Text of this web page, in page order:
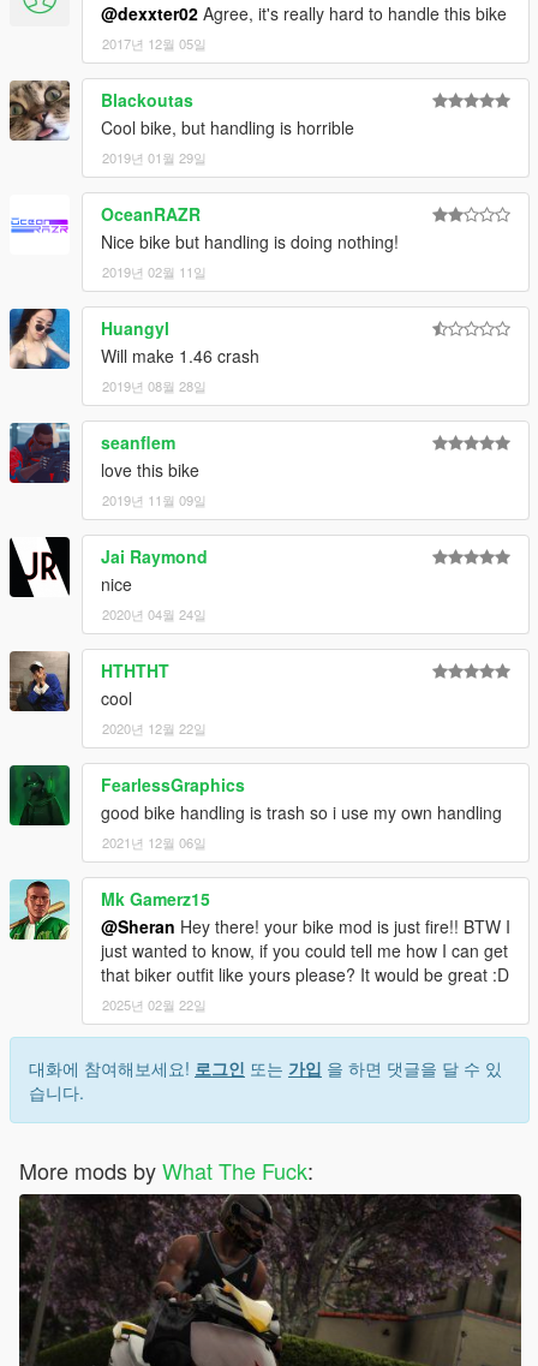
@dexxter02 Agree, it's really hard to handle this bike
2017년 12월 05일
Blackoutas
Cool bike, but handling is horrible
2019년 01월 29일
OceanRAZR
Nice bike but handling is doing nothing!
2019년 02월 11일
Huangyl
Will make 1.46 crash
2019년 08월 28일
seanflem
love this bike
2019년 11월 09일
Jai Raymond
nice
2020년 04월 24일
HTHTHT
cool
2020년 12월 22일
FearlessGraphics
good bike handling is trash so i use my own handling
2021년 12월 06일
Mk Gamerz15
@Sheran Hey there! your bike mod is just fire!! BTW I
just wanted to know, if you could tell me how I can get
that biker outfit like yours please? It would be great :D
2025년 02월 22일
대화에 참여해보세요! 로그인 또는 가입 을 하면 댓글을 달 수 있
습니다.
More mods byWhat The Fuck: